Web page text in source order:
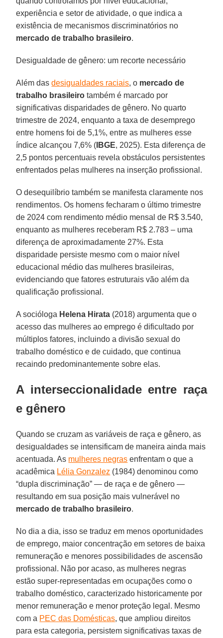
experiência e setor de atividade, o que indica a
existência de mecanismos discriminatórios no
mercado de trabalho brasileiro.
Desigualdade de gênero: um recorte necessário
Além dasdesigualdades raciais, o mercado de
trabalho brasileiro também é marcado por
significativas disparidades de gênero. No quarto
trimestre de 2024, enquanto a taxa de desemprego
entre homens foi de 5,1%, entre as mulheres esse
índice alcançou 7,6% ( IBGE, 2025). Esta diferença de
2,5 pontos percentuais revela obstáculos persistentes
enfrentados pelas mulheres na inserção profissional.
O desequilíbrio também se manifesta claramente nos
rendimentos. Os homens fecharam o último trimestre
de 2024 com rendimento médio mensal de R$ 3.540,
enquanto as mulheres receberam R$ 2.783 – uma
diferença de aproximadamente 27%. Esta
disparidade persiste mesmo com o maior nível
educacional médio das mulheres brasileiras,
evidenciando que fatores estruturais vão além da
qualificação profissional.
A socióloga Helena Hirata (2018) argumenta que o
acesso das mulheres ao emprego é dificultado por
múltiplos fatores, incluindo a divisão sexual do
trabalho doméstico e de cuidado, que continua
recaindo predominantemente sobre elas.
A interseccionalidade entre raça
e gênero
Quando se cruzam as variáveis de raça e gênero, as
desigualdades se intensificam de maneira ainda mais
acentuada. As mulheres negras enfrentam o que a
acadêmica Lélia Gonzalez (1984) denominou como
“dupla discriminação” — de raça e de gênero —
resultando em sua posição mais vulnerável no
mercado de trabalho brasileiro.
No dia a dia, isso se traduz em menos oportunidades
de emprego, maior concentração em setores de baixa
remuneração e menores possibilidades de ascensão
profissional. Não por acaso, as mulheres negras
estão super-representadas em ocupações como o
trabalho doméstico, caracterizado historicamente por
menor remuneração e menor proteção legal. Mesmo
com a PEC das Domésticas, que ampliou direitos
para esta categoria, persistem significativas taxas de